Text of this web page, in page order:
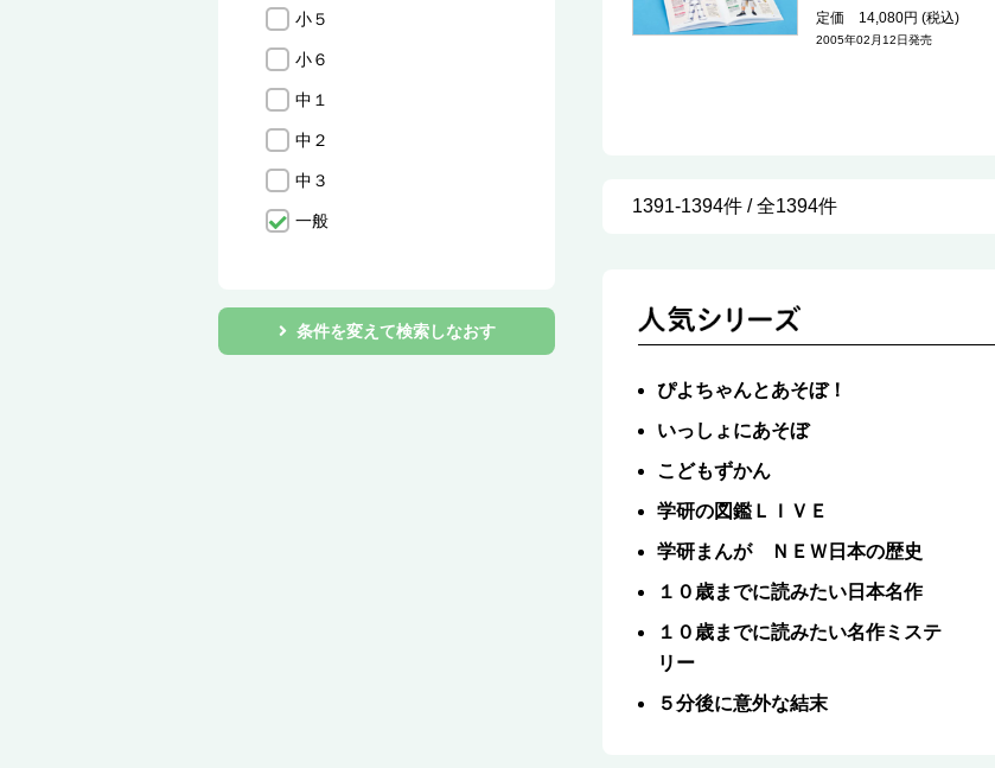
小５
小６
中１
中２
中３
一般
条件を変えて検索しなおす
定価 14,080円 (税込)
2005年02月12日発売
1391-1394件 / 全1394件
ぴよちゃんとあそぼ！
いっしょにあそぼ
こどもずかん
学研の図鑑ＬＩＶＥ
学研まんが ＮＥＷ日本の歴史
１０歳までに読みたい日本名作
１０歳までに読みたい名作ミステ
リー
５分後に意外な結末